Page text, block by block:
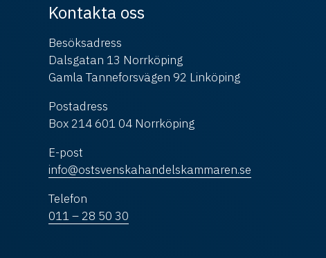
Kontakta oss
Besöksadress
Dalsgatan 13 Norrköping
Gamla Tanneforsvägen 92 Linköping
Postadress
Box 214 601 04 Norrköping
E-post
info@ostsvenskahandelskammaren.se
Telefon
011 – 28 50 30